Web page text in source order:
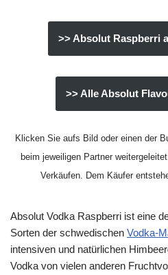
>> Absolut Raspberri
>> Alle Absolut
Klicken Sie aufs Bild oder einen der
beim jeweiligen Partner
Verkäufen. Dem Käufer
Absolut Vodka Raspberri ist eine
Sorten der schwedischen Vodka-
intensiven und natürlichen
Vodka von vielen anderen